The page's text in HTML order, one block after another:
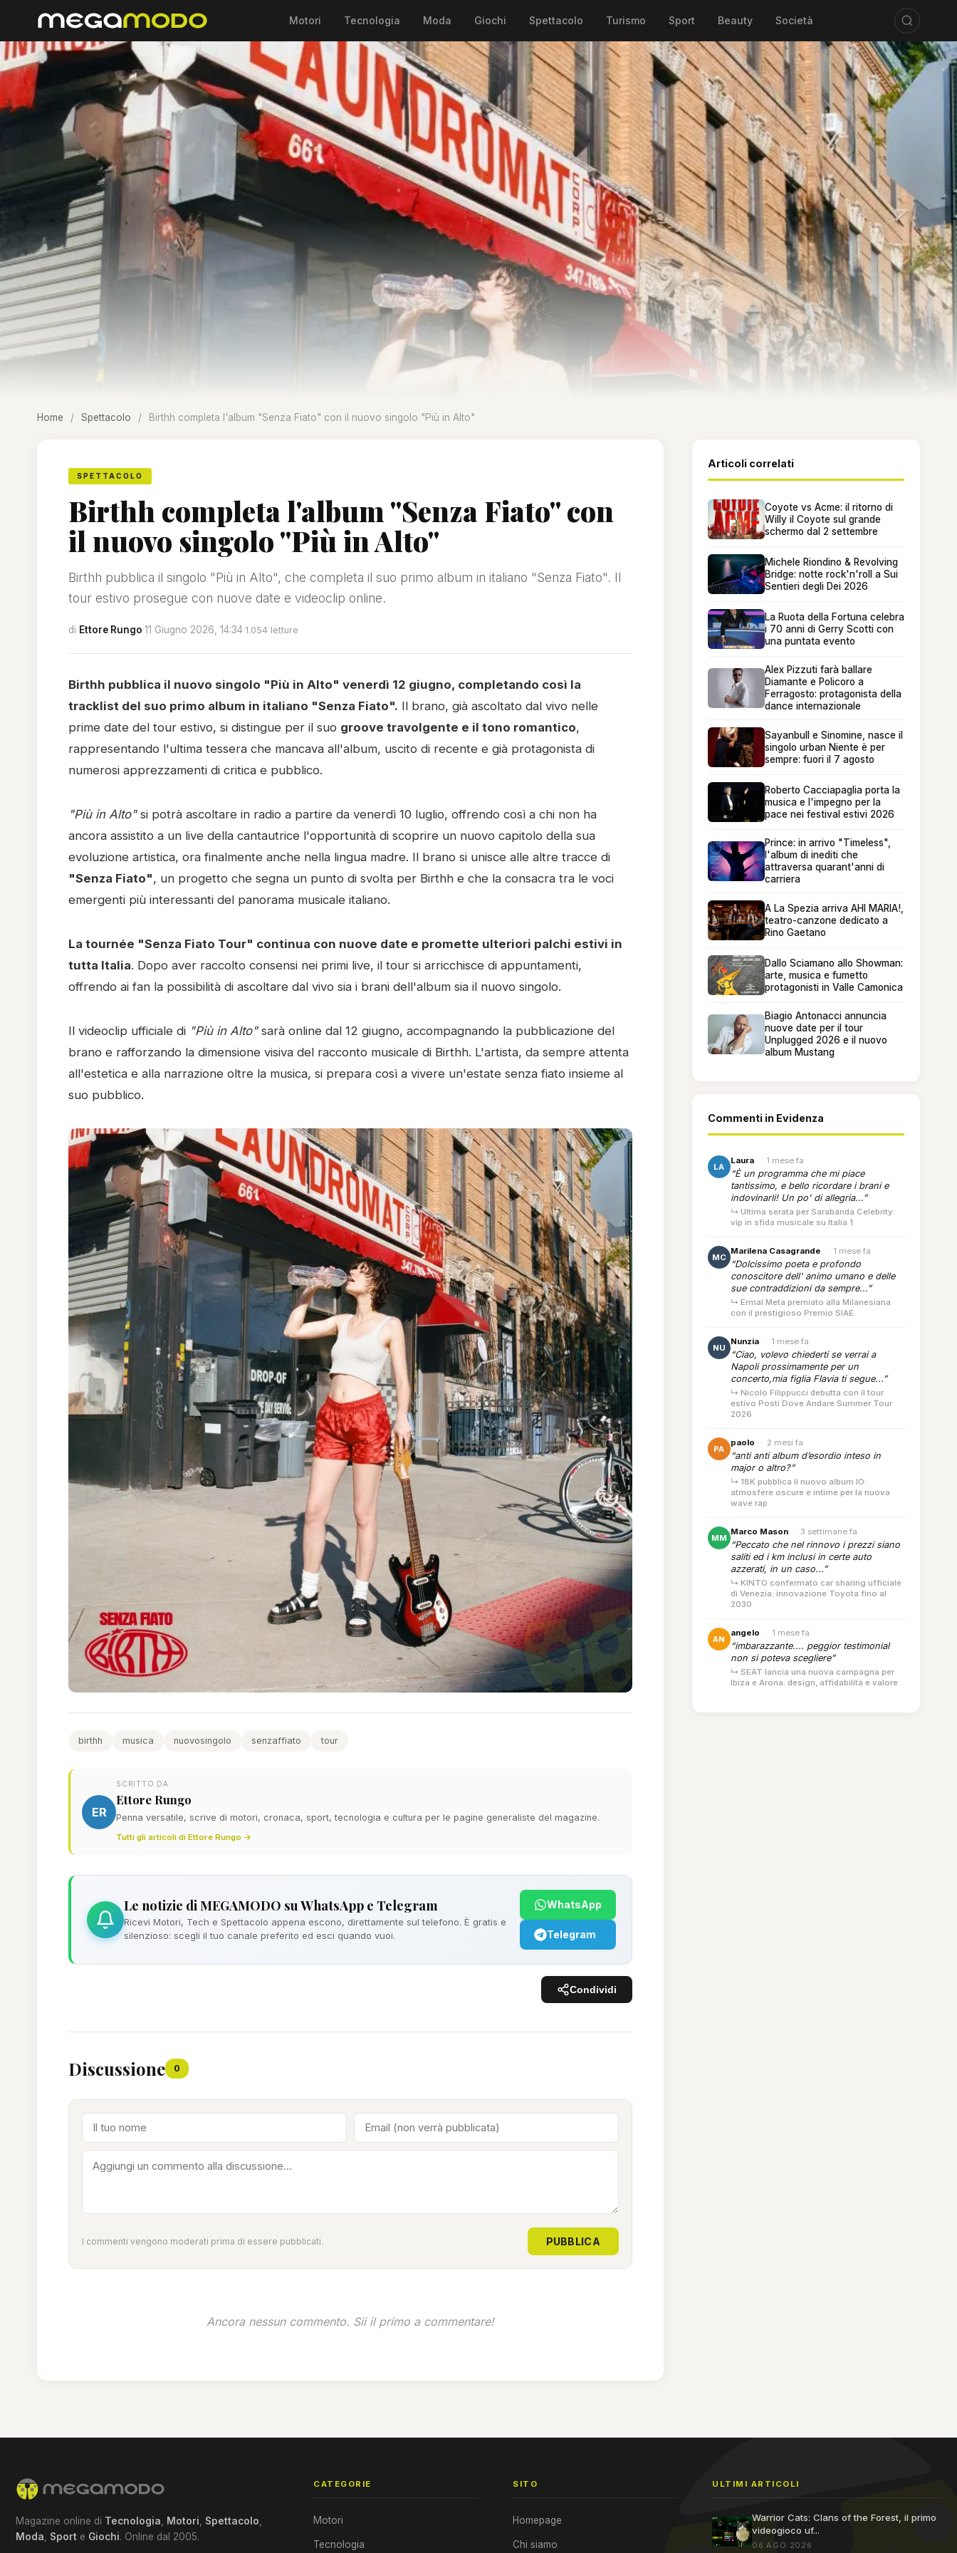
Motori Tecnologia Moda Giochi Spettacolo Turismo Sport Beauty Società
Home / Spettacolo / Birthh completa l'album "Senza Fiato" con il nuovo singolo "Più in Alto"
SPETTACOLO
Birthh completa l'album "Senza Fiato" con
il nuovo singolo "Più in Alto"
Birthh pubblica il singolo "Più in Alto", che completa il suo primo album in italiano "Senza Fiato". Il
tour estivo prosegue con nuove date e videoclip online.
di Ettore Rungo·11 Giugno 2026, 14:34·1.054 letture
Birthh pubblica il nuovo singolo "Più in Alto" venerdì 12 giugno, completando così la
tracklist del suo primo album in italiano "Senza Fiato". Il brano, già ascoltato dal vivo nelle
prime date del tour estivo, si distingue per il suo groove travolgente e il tono romantico,
rappresentando l'ultima tessera che mancava all'album, uscito di recente e già protagonista di
numerosi apprezzamenti di critica e pubblico.
"Più in Alto"si potrà ascoltare in radio a partire da venerdì 10 luglio, offrendo così a chi non ha
ancora assistito a un live della cantautrice l'opportunità di scoprire un nuovo capitolo della sua
evoluzione artistica, ora finalmente anche nella lingua madre. Il brano si unisce alle altre tracce di
"Senza Fiato", un progetto che segna un punto di svolta per Birthh e che la consacra tra le voci
emergenti più interessanti del panorama musicale italiano.
La tournée "Senza Fiato Tour" continua con nuove date e promette ulteriori palchi estivi in
tutta Italia. Dopo aver raccolto consensi nei primi live, il tour si arricchisce di appuntamenti,
offrendo ai fan la possibilità di ascoltare dal vivo sia i brani dell'album sia il nuovo singolo.
Il videoclip ufficiale di "Più in Alto"sarà online dal 12 giugno, accompagnando la pubblicazione del
brano e rafforzando la dimensione visiva del racconto musicale di Birthh. L'artista, da sempre attenta
all'estetica e alla narrazione oltre la musica, si prepara così a vivere un'estate senza fiato insieme al
suo pubblico.
birthh musica nuovosingolo senzaffiato tour
ER
SCRITTO DA
Ettore Rungo
Penna versatile, scrive di motori, cronaca, sport, tecnologia e cultura per le pagine generaliste del magazine.
Tutti gli articoli di Ettore Rungo →
Le notizie di MEGAMODO su WhatsApp e Telegram
Ricevi Motori, Tech e Spettacolo appena escono, direttamente sul telefono. È gratis e
silenzioso: scegli il tuo canale preferito ed esci quando vuoi.
WhatsApp
Telegram
Condividi
Discussione 0
I commenti vengono moderati prima di essere pubblicati. PUBBLICA
Ancora nessun commento. Sii il primo a commentare!
Articoli correlati
Coyote vs Acme: il ritorno di
Willy il Coyote sul grande
schermo dal 2 settembre
Michele Riondino & Revolving
Bridge: notte rock'n'roll a Sui
Sentieri degli Dei 2026
La Ruota della Fortuna celebra
i 70 anni di Gerry Scotti con
una puntata evento
Alex Pizzuti farà ballare
Diamante e Policoro a
Ferragosto: protagonista della
dance internazionale
Sayanbull e Sinomine, nasce il
singolo urban Niente è per
sempre: fuori il 7 agosto
Roberto Cacciapaglia porta la
musica e l'impegno per la
pace nei festival estivi 2026
Prince: in arrivo "Timeless",
l'album di inediti che
attraversa quarant'anni di
carriera
A La Spezia arriva AHI MARIA!,
teatro-canzone dedicato a
Rino Gaetano
Dallo Sciamano allo Showman:
arte, musica e fumetto
protagonisti in Valle Camonica
Biagio Antonacci annuncia
nuove date per il tour
Unplugged 2026 e il nuovo
album Mustang
Commenti in Evidenza
LA
Laura · 1 mese fa
“È un programma che mi piace
tantissimo, e bello ricordare i brani e
indovinarli! Un po' di allegria...”
↳ Ultima serata per Sarabanda Celebrity:
vip in sfida musicale su Italia 1
MC
Marilena Casagrande · 1 mese fa
“Dolcissimo poeta e profondo
conoscitore dell' animo umano e delle
sue contraddizioni da sempre...”
↳ Ermal Meta premiato alla Milanesiana
con il prestigioso Premio SIAE
NU
Nunzia · 1 mese fa
“Ciao, volevo chiederti se verrai a
Napoli prossimamente per un
concerto,mia figlia Flavia ti segue...”
↳ Nicolò Filippucci debutta con il tour
estivo Posti Dove Andare Summer Tour
2026
PA
paolo · 2 mesi fa
“anti anti album d’esordio inteso in
major o altro?”
↳ 18K pubblica il nuovo album IO:
atmosfere oscure e intime per la nuova
wave rap
MM
Marco Mason · 3 settimane fa
“Peccato che nel rinnovo i prezzi siano
saliti ed i km inclusi in certe auto
azzerati, in un caso...”
↳ KINTO confermato car sharing ufficiale
di Venezia: innovazione Toyota fino al
2030
AN
angelo · 1 mese fa
“imbarazzante.... peggior testimonial
non si poteva scegliere”
↳ SEAT lancia una nuova campagna per
Ibiza e Arona: design, affidabilità e valore
Magazine online di Tecnologia Motori Spettacolo
Moda
Sport e Giochi. Online dal 2005.
CATEGORIE
Motori
Tecnologia
SITO
Homepage
Chi siamo
ULTIMI ARTICOLI
Warrior Cats: Clans of the Forest, il primo
videogioco uf...
06 AGO 2026